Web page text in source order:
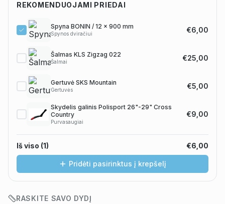
REKOMENDUOJAMI PRIEDAI
Spyna BONIN / 12 x 900 mm
Spynos dviračiui €6,00
Šalmas KLS Zigzag 022
Šalmai €25,00
Gertuvė SKS Mountain
Gertuvės €5,00
Skydelis galinis Polisport 26"-29" Cross
Country
Purvasaugiai
€9,00
Iš viso (1) €6,00
Pridėti pasirinktus į krepšelį
RASKITE SAVO DYDĮ